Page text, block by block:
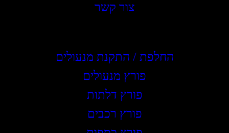
צור קשר
החלפת / התקנת מנעולים
פורץ מנעולים
פורץ דלתות
פורץ רכבים